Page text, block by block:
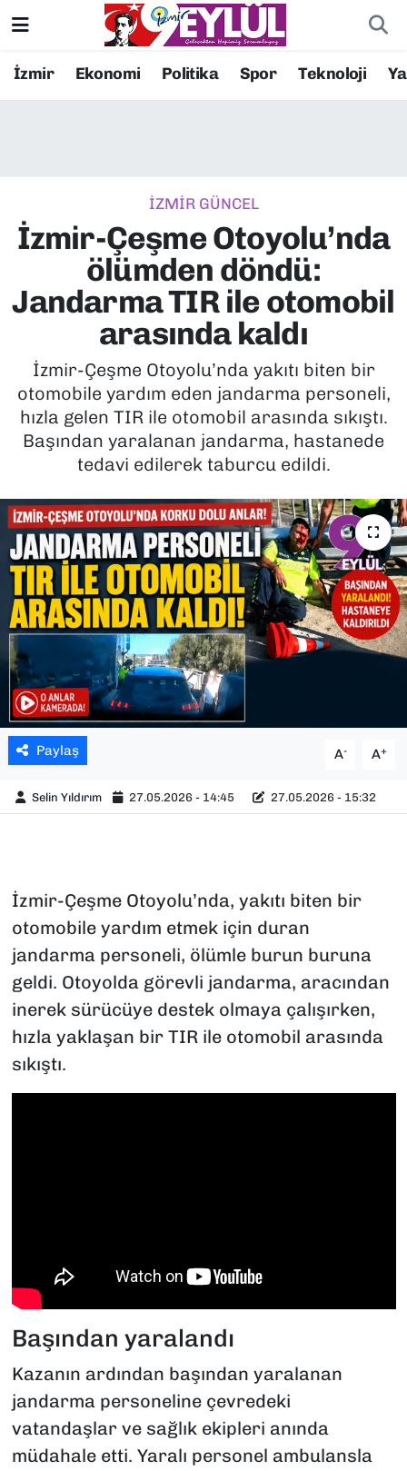
İzmir Ekonomi Politika Spor Teknoloji
İZMİR GÜNCEL
İzmir-Çeşme Otoyolu’nda
ölümden döndü:
Jandarma TIR ile otomobil
arasında kaldı
İzmir-Çeşme Otoyolu’nda yakıtı biten bir
otomobile yardım eden jandarma personeli,
hızla gelen TIR ile otomobil arasında sıkıştı.
Başından yaralanan jandarma, hastanede
tedavi edilerek taburcu edildi.
Paylaş A- A+
Selin Yıldırım 27.05.2026 - 14:45 27.05.2026 - 15:32
İzmir-Çeşme Otoyolu’nda, yakıtı biten bir
otomobile yardım etmek için duran
jandarma personeli, ölümle burun buruna
geldi. Otoyolda görevli jandarma, aracından
inerek sürücüye destek olmaya çalışırken,
hızla yaklaşan bir TIR ile otomobil arasında
sıkıştı.
Başından yaralandı
Kazanın ardından başından yaralanan
jandarma personeline çevredeki
vatandaşlar ve sağlık ekipleri anında
müdahale etti. Yaralı personel ambulansla
Resmi İlanlar
EKONOMİ
KÜLTÜR SANAT
MAGAZİN
POLİTİKA
SAĞLIK
TEKNOLOJİ
YAŞAM
YEREL YÖNETİMLER
Konak Nöbetçi Eczaneler
Süper Lig Puan Durumu ve Fikstür
Tüm Manşetler
Son Dakika Haberleri
Haber Arşivi